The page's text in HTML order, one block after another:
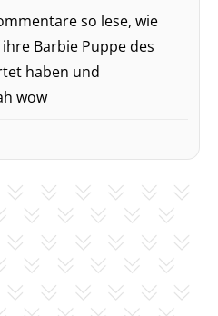
so lese, wie
Barbie Puppe des
haben und
wow